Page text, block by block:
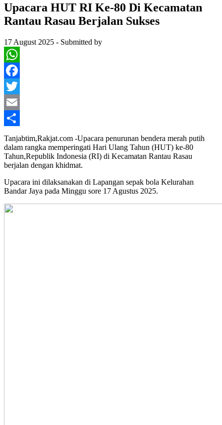
Upacara HUT RI Ke-80 Di Kecamatan
Rantau Rasau Berjalan Sukses
17 August 2025 - Submitted by
WhatsApp
Facebook
Twitter
Email
Share
Tanjabtim,Rakjat.com -Upacara penurunan bendera merah putih
dalam rangka memperingati Hari Ulang Tahun (HUT) ke-80
Tahun,Republik Indonesia (RI) di Kecamatan Rantau Rasau
berjalan dengan khidmat.
Upacara ini dilaksanakan di Lapangan sepak bola Kelurahan
Bandar Jaya pada Minggu sore 17 Agustus 2025.